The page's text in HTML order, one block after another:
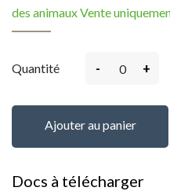
des animaux Vente
Quantité - +
Ajouter au panier
Docs à télécharger